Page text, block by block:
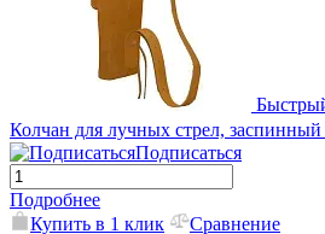
Колчан для лучных стрел,
Подписаться
Подробнее
Купить в 1 клик
Сравнение